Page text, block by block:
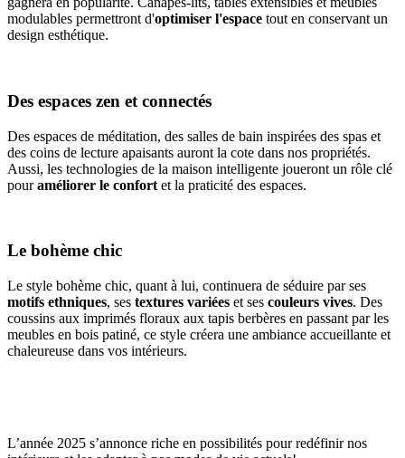
modulables permettront d'optimiser l'espace tout en conservant un
design esthétique.
Des espaces zen et connectés
Des espaces de méditation, des salles de bain inspirées des spas et
des coins de lecture apaisants auront la cote dans nos propriétés.
Aussi, les technologies de la maison intelligente joueront un rôle clé
pouraméliorer le confort et la praticité des espaces.
Le bohème chic
Le style bohème chic, quant à lui, continuera de séduire par ses
motifs ethniques, ses textures variées et ses couleurs vives. Des
coussins aux imprimés floraux aux tapis berbères en passant par les
meubles en bois patiné, ce style créera une ambiance accueillante et
chaleureuse dans vos intérieurs.
L’année 2025 s’annonce riche en possibilités pour redéfinir nos